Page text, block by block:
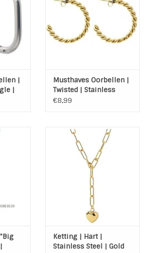
|
|
Musthaves Oorbellen |
Twisted | Stainless
Steel | Gold Plated
€8,99
Ketting | Hart |
Stainless Steel | Gold